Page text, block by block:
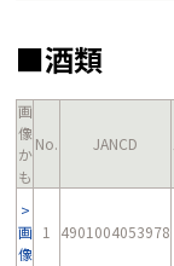
■酒類
画
像
か
も
No. JANCD
画
像
1 4901004053978